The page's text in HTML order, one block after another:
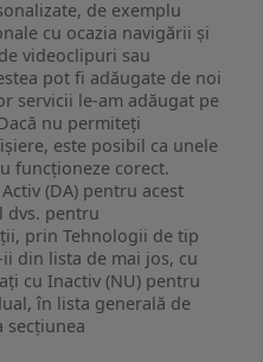
de exemplu
cu ocazia navigării și
videoclipuri sau
pot fi adăugate de noi
servicii le-am adăugat pe
nu permiteți
este posibil ca unele
funcționeze corect.
(DA) pentru acest
dvs. pentru
prin Tehnologii de tip
din lista de mai jos, cu
cu Inactiv (NU) pentru
în lista generală de
secțiunea